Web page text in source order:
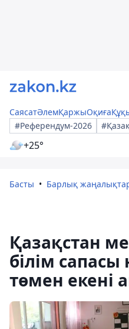
СаясатӘлемҚаржыОқиға
#Референдум-2026
+25°
Басты Барлық
Қазақстан
білім сапасы
төмен екені